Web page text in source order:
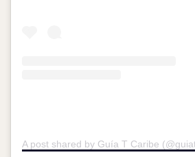
A post shared by Guía T Caribe